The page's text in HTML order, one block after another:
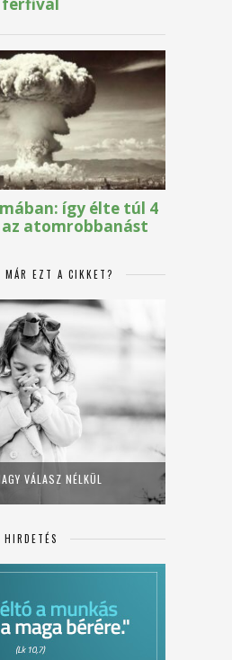
MÁR EZT A CIKKET?
VÁLASZ NÉLKÜL
HIRDETÉS